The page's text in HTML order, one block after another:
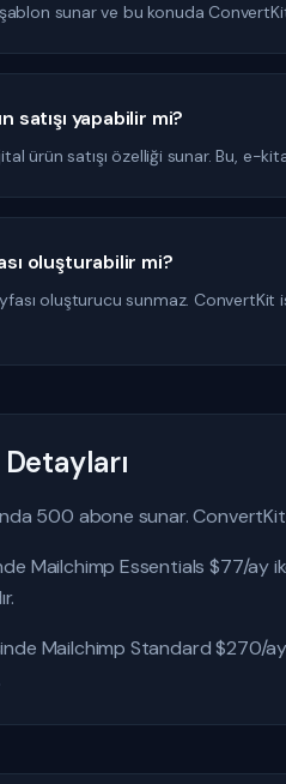
sunar ve bu konuda
yapabilir mi?
ürün satışı özelliği sunar. Bu, e-
oluşturabilir mi?
oluşturucu sunmaz.
500 abone sunar.
Mailchimp Essentials $77/ay
Mailchimp Standard $270/